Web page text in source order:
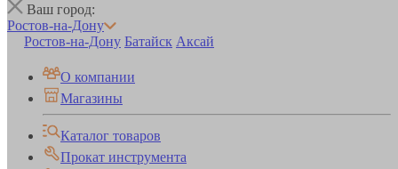
Ваш город:
Ростов-на-Дону
Ростов-на-Дону Батайск Аксай
О компании
Магазины
Каталог товаров
Прокат инструмента